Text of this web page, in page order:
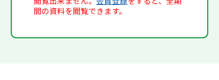
間の資料を閲覧できます。